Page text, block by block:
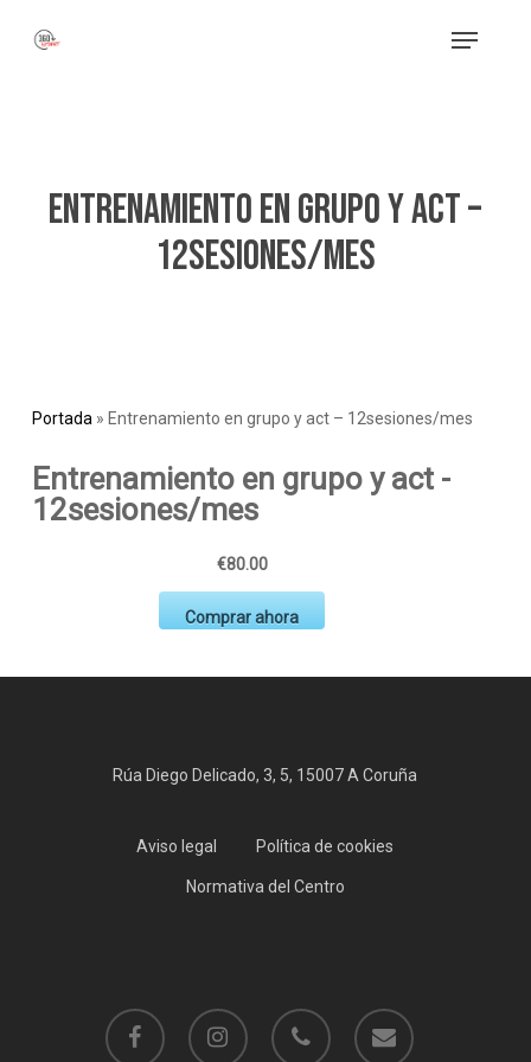
Menu
Entrenamiento en grupo y act –
12sesiones/mes
Portada » Entrenamiento en grupo y act – 12sesiones/mes
Entrenamiento en grupo y act -
12sesiones/mes
€80.00
Comprar ahora
Rúa Diego Delicado, 3, 5, 15007 A Coruña
Aviso legal Política de cookies
Normativa del Centro
facebook instagram phone email